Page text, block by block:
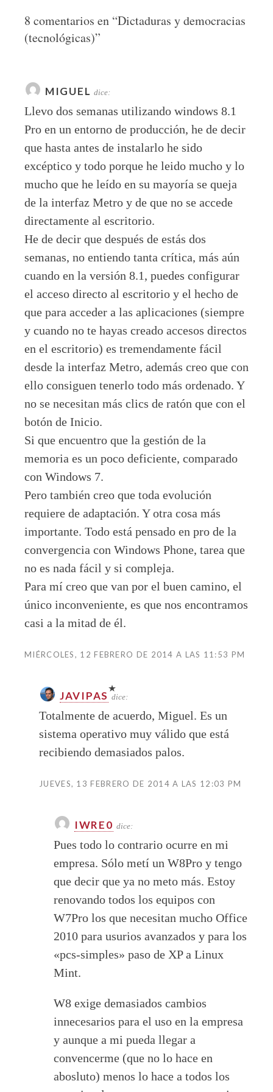
8 comentarios en “Dictaduras y democracias
(tecnológicas)”
MIGUEL dice:
Llevo dos semanas utilizando windows 8.1
Pro en un entorno de producción, he de decir
que hasta antes de instalarlo he sido
excéptico y todo porque he leido mucho y lo
mucho que he leído en su mayoría se queja
de la interfaz Metro y de que no se accede
directamente al escritorio.
He de decir que después de estás dos
semanas, no entiendo tanta crítica, más aún
cuando en la versión 8.1, puedes configurar
el acceso directo al escritorio y el hecho de
que para acceder a las aplicaciones (siempre
y cuando no te hayas creado accesos directos
en el escritorio) es tremendamente fácil
desde la interfaz Metro, además creo que con
ello consiguen tenerlo todo más ordenado. Y
no se necesitan más clics de ratón que con el
botón de Inicio.
Si que encuentro que la gestión de la
memoria es un poco deficiente, comparado
con Windows 7.
Pero también creo que toda evolución
requiere de adaptación. Y otra cosa más
importante. Todo está pensado en pro de la
convergencia con Windows Phone, tarea que
no es nada fácil y si compleja.
Para mí creo que van por el buen camino, el
único inconveniente, es que nos encontramos
casi a la mitad de él.
MIÉRCOLES, 12 FEBRERO DE 2014 A LAS 11:53 PM
JAVIPAS dice:
Totalmente de acuerdo, Miguel. Es un
sistema operativo muy válido que está
recibiendo demasiados palos.
JUEVES, 13 FEBRERO DE 2014 A LAS 12:03 PM
IWRE0 dice:
Pues todo lo contrario ocurre en mi
empresa. Sólo metí un W8Pro y tengo
que decir que ya no meto más. Estoy
renovando todos los equipos con
W7Pro los que necesitan mucho Office
2010 para usurios avanzados y para los
«pcs-simples» paso de XP a Linux
Mint.
W8 exige demasiados cambios
innecesarios para el uso en la empresa
y aunque a mi pueda llegar a
convencerme (que no lo hace en
abosluto) menos lo hace a todos los